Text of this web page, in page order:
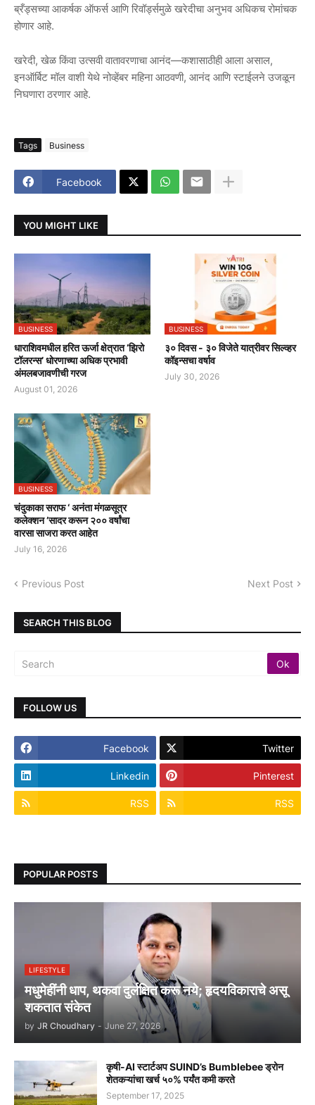
ब्रँड्सच्या आकर्षक ऑफर्स आणि रिवॉर्ड्समुळे खरेदीचा अनुभव अधिकच रोमांचक
होणार आहे.
खरेदी, खेळ किंवा उत्सवी वातावरणाचा आनंद—कशासाठीही आला असाल,
इनऑर्बिट मॉल वाशी येथे नोव्हेंबर महिना आठवणी, आनंद आणि स्टाईलने उजळून
निघणारा ठरणार आहे.
Tags Business
Facebook
YOU MIGHT LIKE
BUSINESS
धाराशिवमधील हरित ऊर्जा क्षेत्रात ‘झिरो
टॉलरन्स’ धोरणाच्या अधिक प्रभावी
अंमलबजावणीची गरज
August 01, 2026
BUSINESS
३० दिवस - ३० विजेते यात्रीवर सिल्व्हर
कॉइन्सचा वर्षाव
July 30, 2026
BUSINESS
चंदुकाका सराफ ‘ अनंता मंगळसूत्र
कलेक्शन ’सादर करून २०० वर्षांचा
वारसा साजरा करत आहेत
July 16, 2026
Previous Post Next Post
SEARCH THIS BLOG
FOLLOW US
Facebook Twitter
Linkedin Pinterest
RSS RSS
POPULAR POSTS
LIFESTYLE
मधुमेहींनी धाप, थकवा दुर्लक्षित करू नये; हृदयविकाराचे असू
शकतात संकेत
by JR Choudhary - June 27, 2026
कृषी-AI स्टार्टअप SUIND’s Bumblebee ड्रोन
शेतकऱ्यांचा खर्च ५०% पर्यंत कमी करते
September 17, 2025